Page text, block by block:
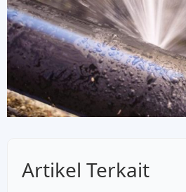
Artikel Terkait